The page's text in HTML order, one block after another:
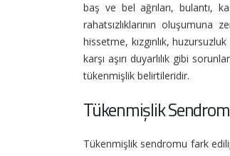
baş ve bel ağrıları, bulantı,
rahatsızlıklarının
hissetme, kızgınlık,
karşı aşırı duyarlılık gibi
tükenmişlik belirtileridir.
Tükenmişlik
Tükenmişlik sendromu fark